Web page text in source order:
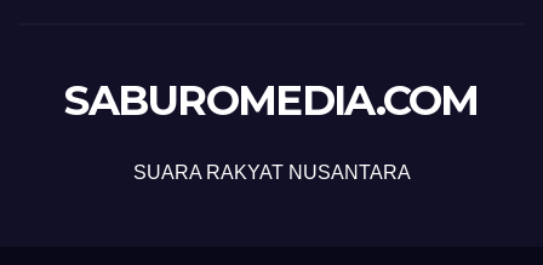
SABUROMEDIA.COM
SUARA RAKYAT NUSANTARA